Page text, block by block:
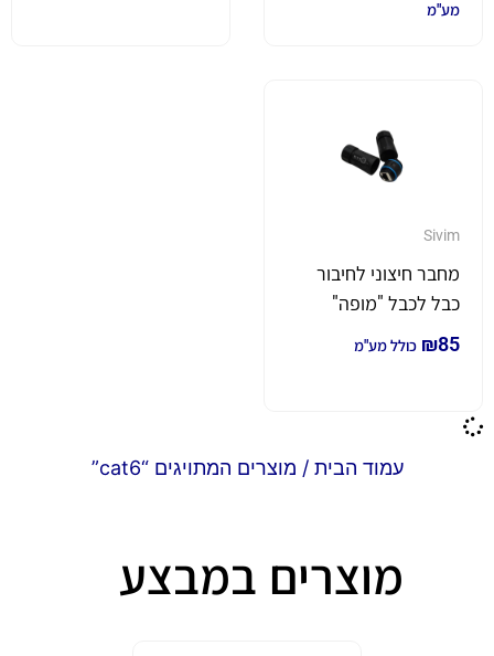
מע"מ
Sivim
מחבר חיצוני לחיבור
כבל לכבל "מופה"
RJ45 מוגן IP68
₪85 כולל מע"מ
עמוד הבית / מוצרים המתויגים “cat6”
מוצרים במבצע